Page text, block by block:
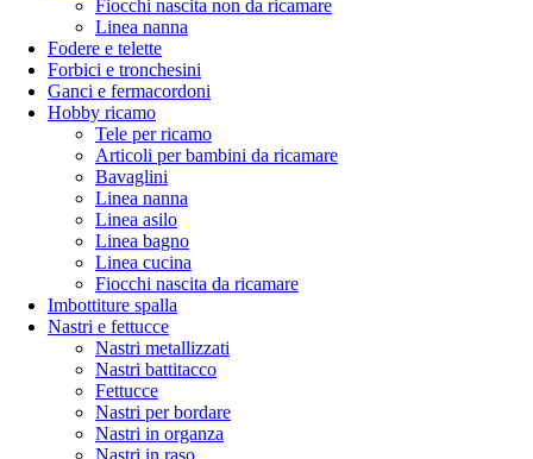
Fiocchi nascita non da ricamare
Linea nanna
Fodere e telette
Forbici e tronchesini
Ganci e fermacordoni
Hobby ricamo
Tele per ricamo
Articoli per bambini da ricamare
Bavaglini
Linea nanna
Linea asilo
Linea bagno
Linea cucina
Fiocchi nascita da ricamare
Imbottiture spalla
Nastri e fettucce
Nastri metallizzati
Nastri battitacco
Fettucce
Nastri per bordare
Nastri in organza